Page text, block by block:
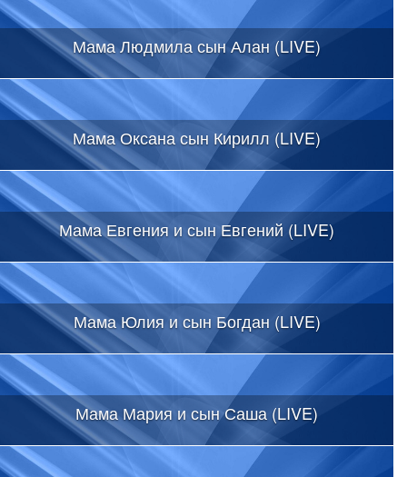
Мама Людмила сын Алан (LIVE)
Мама Оксана сын Кирилл (LIVE)
Мама Евгения и сын Евгений (LIVE)
Мама Юлия и сын Богдан (LIVE)
Мама Мария и сын Саша (LIVE)